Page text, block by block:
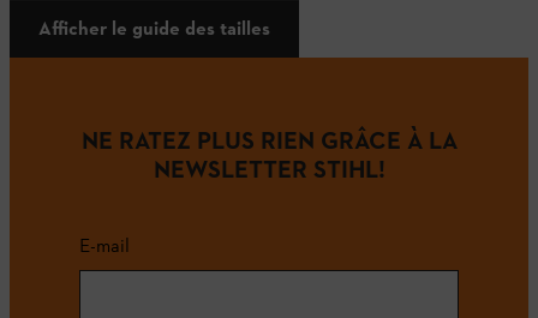
Afficher le guide des tailles
NE RATEZ PLUS RIEN GRÂCE À LA
NEWSLETTER STIHL!
E-mail